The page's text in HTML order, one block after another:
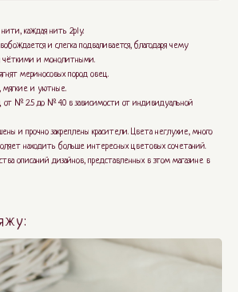
нити, каждая нить 2ply.
и слегка подваливается, благодаря чему
чёткими и монолитными.
мериносовых пород овец.
мягкие и уютные.
от № 2.5 до № 4.0 в зависимости от индивидуальной
и прочно закреплены красители. Цвета неглухие, много
находить больше интересных цветовых сочетаний.
описаний дизайнов, представленных в этом магазине в